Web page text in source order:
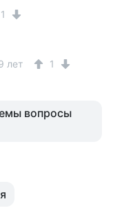
1
лет 1
вопросы